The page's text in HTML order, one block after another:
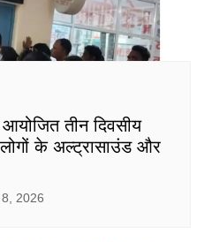
तीन दिवसीय
के अल्ट्रासाउंड और
2026